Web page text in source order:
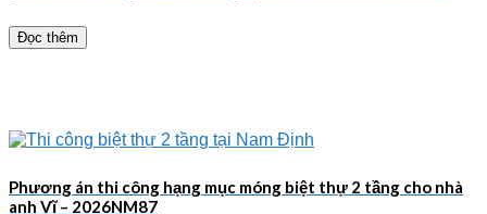
Đọc thêm
Phương án thi công hạng mục móng biệt thự 2 tầng cho nhà
anh Vĩ – 2026NM87